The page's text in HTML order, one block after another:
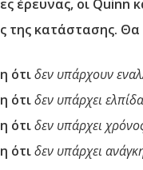
έρευνας, οι Quinn
της κατάστασης.
ότιδεν υπάρχουν
ότιδεν υπάρχει
ότιδεν υπάρχει
ότιδεν υπάρχει